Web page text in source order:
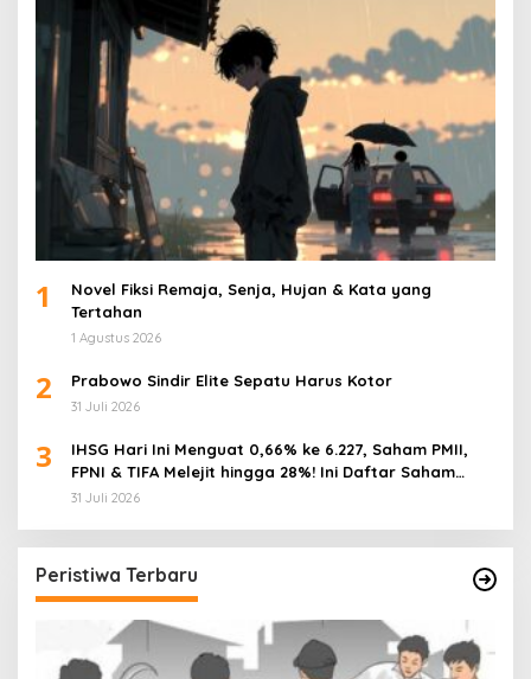
1
Novel Fiksi Remaja, Senja, Hujan & Kata yang
Tertahan
1 Agustus 2026
2 Prabowo Sindir Elite Sepatu Harus Kotor
31 Juli 2026
3
IHSG Hari Ini Menguat 0,66% ke 6.227, Saham PMII,
FPNI & TIFA Melejit hingga 28%! Ini Daftar Saham
Paling Cuan & Volume Tertinggi 31 Juli 2026
31 Juli 2026
Peristiwa Terbaru